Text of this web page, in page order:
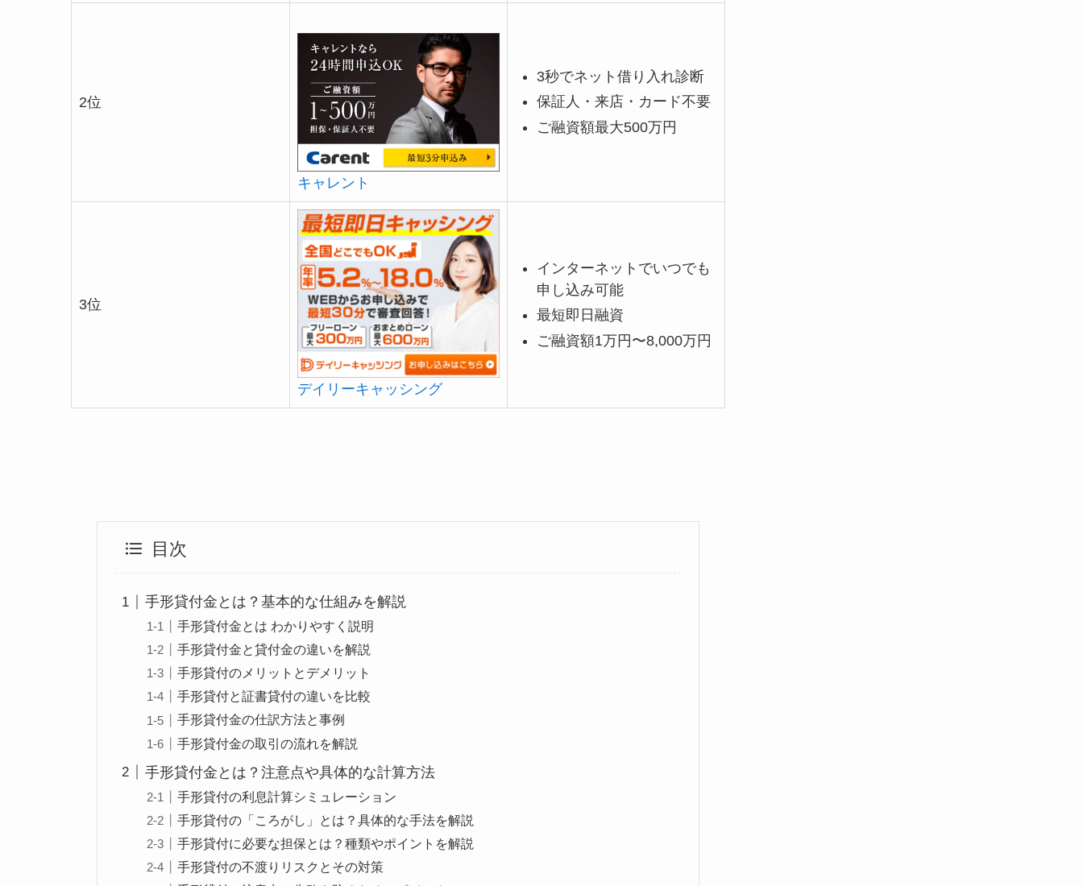
2位
キャレント
3秒でネット借り入れ診断
保証人・来店・カード不要
ご融資額最大500万円
3位
デイリーキャッシング
インターネットでいつでも
申し込み可能
最短即日融資
ご融資額1万円〜8,000万円
目次
手形貸付金とは？基本的な仕組みを解説
手形貸付金とは わかりやすく説明
手形貸付金と貸付金の違いを解説
手形貸付のメリットとデメリット
手形貸付と証書貸付の違いを比較
手形貸付金の仕訳方法と事例
手形貸付金の取引の流れを解説
手形貸付金とは？注意点や具体的な計算方法
手形貸付の利息計算シミュレーション
手形貸付の「ころがし」とは？具体的な手法を解説
手形貸付に必要な担保とは？種類やポイントを解説
手形貸付の不渡りリスクとその対策